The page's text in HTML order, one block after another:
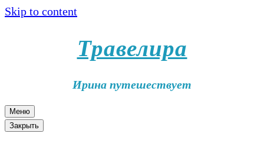
Skip to content
Травелира
Ирина путешествует
Меню
Закрыть